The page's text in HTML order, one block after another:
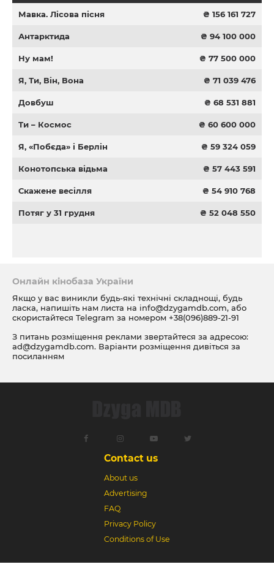
Мавка. Лісова пісня ₴ 156 161 727
Антарктида ₴ 94 100 000
Ну мам! ₴ 77 500 000
Я, Ти, Він, Вона ₴ 71 039 476
Довбуш ₴ 68 531 881
Ти – Космос ₴ 60 600 000
Я, «Побєда» і Берлін ₴ 59 324 059
Конотопська відьма ₴ 57 443 591
Скажене весілля ₴ 54 910 768
Потяг у 31 грудня ₴ 52 048 550
Онлайн кінобаза України
Якщо у вас виникли будь-які технічні складнощі, будь
ласка, напишіть нам листа на info@dzygamdb.com, або
скористайтеся Telegram за номером +38(096)889-21-91
З питань розміщення реклами звертайтеся за адресою:
ad@dzygamdb.com. Варіанти розміщення дивіться за
посиланням
Contact us
About us
Advertising
FAQ
Privacy Policy
Conditions of Use